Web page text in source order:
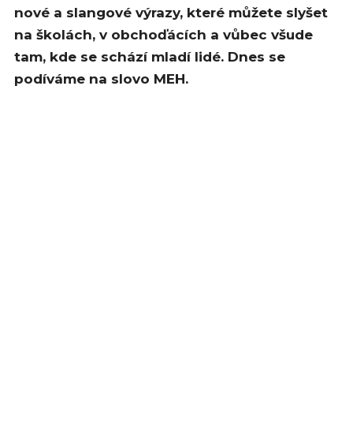
nové a slangové výrazy, které můžete slyšet
na školách, v obchoďácích a vůbec všude
tam, kde se schází mladí lidé. Dnes se
podíváme na slovo MEH.